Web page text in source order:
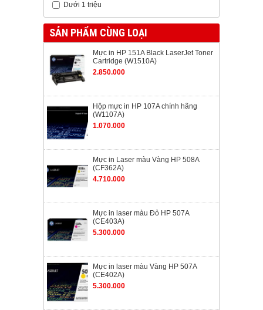
Dưới 1 triệu
SẢN PHẨM CÙNG LOẠI
Mực in HP 151A Black LaserJet Toner
Cartridge (W1510A)
2.850.000
Hộp mực in HP 107A chính hãng
(W1107A)
1.070.000
Mực in Laser màu Vàng HP 508A
(CF362A)
4.710.000
Mực in laser màu Đỏ HP 507A
(CE403A)
5.300.000
Mực in laser màu Vàng HP 507A
(CE402A)
5.300.000